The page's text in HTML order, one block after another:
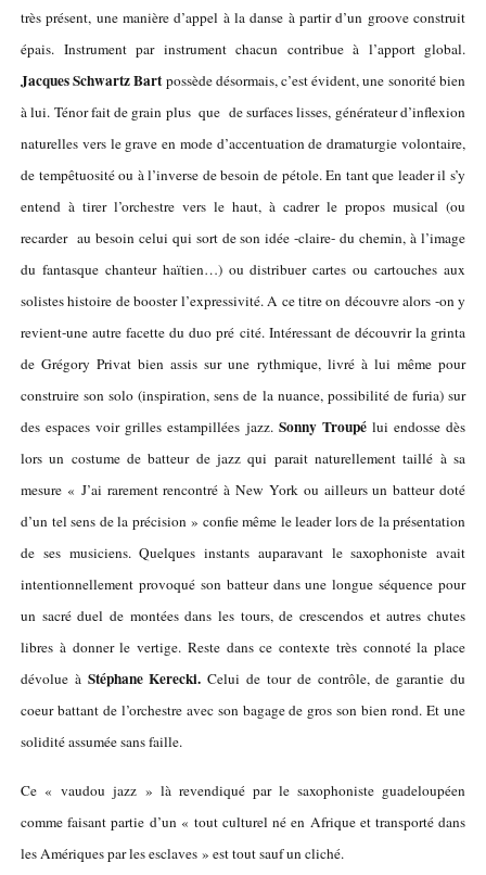
très présent, une manière d’appel à la danse à partir d’un groove construit
épais. Instrument par instrument chacun contribue à l’apport global.
Jacques Schwartz Bartpossède désormais, c’est évident, une sonorité bien
à lui. Ténor fait de grain plus que de surfaces lisses, générateur d’inflexion
naturelles vers le grave en mode d’accentuation de dramaturgie volontaire,
de tempêtuosité ou à l’inverse de besoin de pétole. En tant que leader il s’y
entend à tirer l’orchestre vers le haut, à cadrer le propos musical (ou
recarder au besoin celui qui sort de son idée -claire- du chemin, à l’image
du fantasque chanteur haïtien…) ou distribuer cartes ou cartouches aux
solistes histoire de booster l’expressivité. A ce titre on découvre alors -on y
revient-une autre facette du duo pré cité. Intéressant de découvrir la grinta
de Grégory Privat bien assis sur une rythmique, livré à lui même pour
construire son solo (inspiration, sens de la nuance, possibilité de furia) sur
des espaces voir grilles estampillées jazz. Sonny Troupélui endosse dès
lors un costume de batteur de jazz qui parait naturellement taillé à sa
mesure « J’ai rarement rencontré à New York ou ailleurs un batteur doté
d’un tel sens de la précision » confie même le leader lors de la présentation
de ses musiciens. Quelques instants auparavant le saxophoniste avait
intentionnellement provoqué son batteur dans une longue séquence pour
un sacré duel de montées dans les tours, de crescendos et autres chutes
libres à donner le vertige. Reste dans ce contexte très connoté la place
dévolue à Stéphane Kerecki. Celui de tour de contrôle, de garantie du
coeur battant de l’orchestre avec son bagage de gros son bien rond. Et une
solidité assumée sans faille.
Ce « vaudou jazz » là revendiqué par le saxophoniste guadeloupéen
comme faisant partie d’un « tout culturel né en Afrique et transporté dans
les Amériques par les esclaves » est tout sauf un cliché.